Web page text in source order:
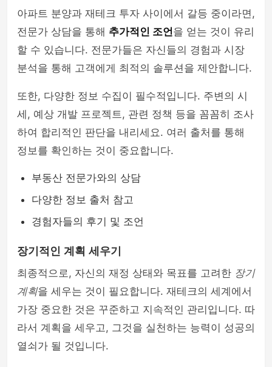
아파트 분양과 재테크 투자 사이에서 갈등 중이라면,
전문가 상담을 통해 추가적인 조언을 얻는 것이 유리
할 수 있습니다. 전문가들은 자신들의 경험과 시장
분석을 통해 고객에게 최적의 솔루션을 제안합니다.
또한, 다양한 정보 수집이 필수적입니다. 주변의 시
세, 예상 개발 프로젝트, 관련 정책 등을 꼼꼼히 조사
하여 합리적인 판단을 내리세요. 여러 출처를 통해
정보를 확인하는 것이 중요합니다.
부동산 전문가와의 상담
다양한 정보 출처 참고
경험자들의 후기 및 조언
장기적인 계획 세우기
최종적으로, 자신의 재정 상태와 목표를 고려한 장기
계획을 세우는 것이 필요합니다. 재테크의 세계에서
가장 중요한 것은 꾸준하고 지속적인 관리입니다. 따
라서 계획을 세우고, 그것을 실천하는 능력이 성공의
열쇠가 될 것입니다.